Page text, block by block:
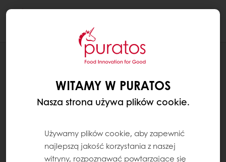
WITAMY W PURATOS
Nasza strona używa plików cookie.
Używamy plików cookie, aby zapewnić
najlepszą jakość korzystania z naszej
witryny, rozpoznawać powtarzające się